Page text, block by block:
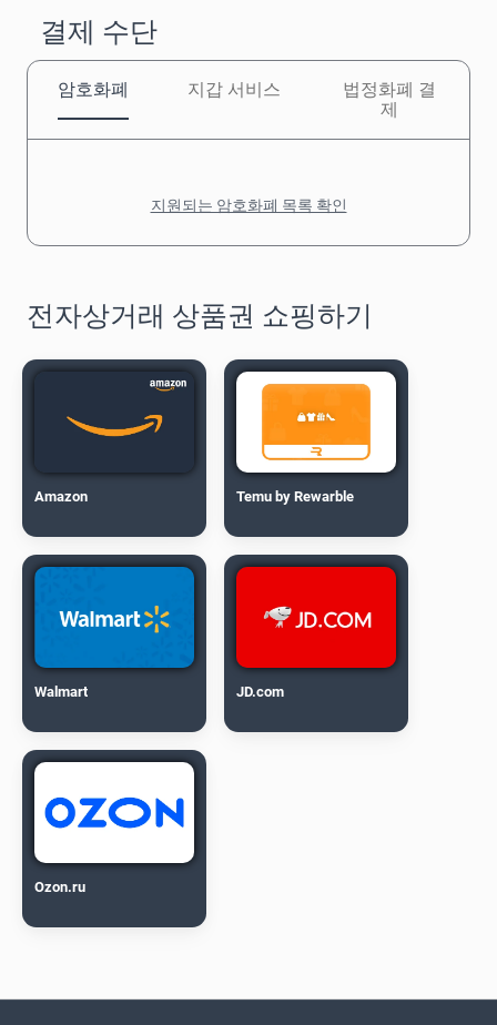
결제 수단
암호화폐 지갑 서비스
법정화폐 결
제
지원되는 암호화폐 목록 확인
전자상거래 상품권 쇼핑하기
Amazon Temu by Rewarble
Walmart JD.com
Ozon.ru